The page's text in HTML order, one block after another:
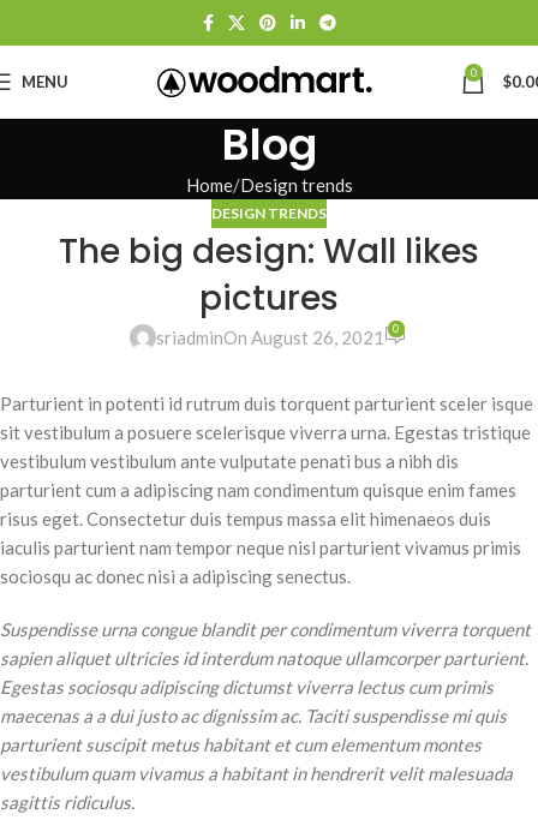
MENU 0 $
Blog
Home Design trends
DESIGN TRENDS
The big design: Wall likes
pictures
sriadminOn August 26, 2021 0
Parturient in potenti id rutrum duis torquent parturient sceler isque
sit vestibulum a posuere scelerisque viverra urna. Egestas tristique
vestibulum vestibulum ante vulputate penati bus a nibh dis
parturient cum a adipiscing nam condimentum quisque enim fames
risus eget. Consectetur duis tempus massa elit himenaeos duis
iaculis parturient nam tempor neque nisl parturient vivamus primis
sociosqu ac donec nisi a adipiscing senectus.
Suspendisse urna congue blandit per condimentum viverra torquent
sapien aliquet ultricies id interdum natoque ullamcorper parturient.
Egestas sociosqu adipiscing dictumst viverra lectus cum primis
maecenas a a dui justo ac dignissim ac. Taciti suspendisse mi quis
parturient suscipit metus habitant et cum elementum montes
vestibulum quam vivamus a habitant in hendrerit velit malesuada
sagittis ridiculus.